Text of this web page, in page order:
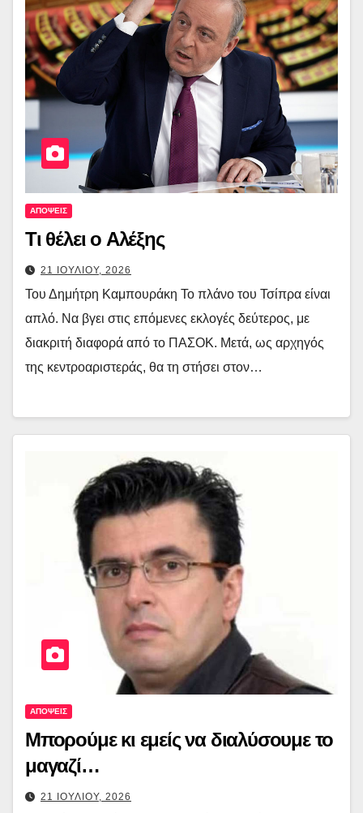
ΑΠΟΨΕΙΣ
Τι θέλει ο Αλέξης
21 ΙΟΥΛΙΟΥ, 2026
Του Δημήτρη Καμπουράκη Το πλάνο του Τσίπρα είναι
απλό. Να βγει στις επόμενες εκλογές δεύτερος, με
διακριτή διαφορά από το ΠΑΣΟΚ. Μετά, ως αρχηγός
της κεντροαριστεράς, θα τη στήσει στον…
ΑΠΟΨΕΙΣ
Μπορούμε κι εμείς να διαλύσουμε το
μαγαζί…
21 ΙΟΥΛΙΟΥ, 2026